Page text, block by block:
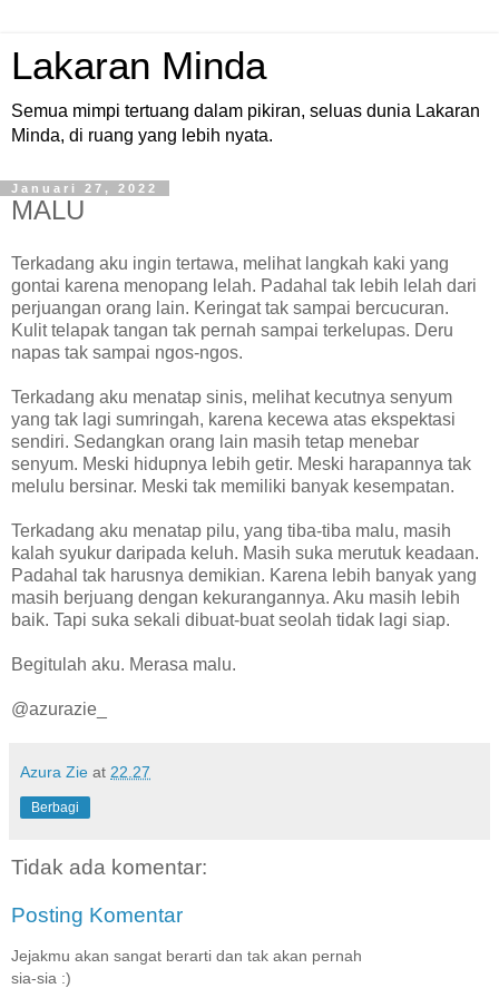
Lakaran Minda
Semua mimpi tertuang dalam pikiran, seluas dunia Lakaran
Minda, di ruang yang lebih nyata.
Januari 27, 2022
MALU
Terkadang aku ingin tertawa, melihat langkah kaki yang
gontai karena menopang lelah. Padahal tak lebih lelah dari
perjuangan orang lain. Keringat tak sampai bercucuran.
Kulit telapak tangan tak pernah sampai terkelupas. Deru
napas tak sampai ngos-ngos.
Terkadang aku menatap sinis, melihat kecutnya senyum
yang tak lagi sumringah, karena kecewa atas ekspektasi
sendiri. Sedangkan orang lain masih tetap menebar
senyum. Meski hidupnya lebih getir. Meski harapannya tak
melulu bersinar. Meski tak memiliki banyak kesempatan.
Terkadang aku menatap pilu, yang tiba-tiba malu, masih
kalah syukur daripada keluh. Masih suka merutuk keadaan.
Padahal tak harusnya demikian. Karena lebih banyak yang
masih berjuang dengan kekurangannya. Aku masih lebih
baik. Tapi suka sekali dibuat-buat seolah tidak lagi siap.
Begitulah aku. Merasa malu.
@azurazie_
Azura Zie at 22.27
Berbagi
Tidak ada komentar:
Posting Komentar
Jejakmu akan sangat berarti dan tak akan pernah
sia-sia :)